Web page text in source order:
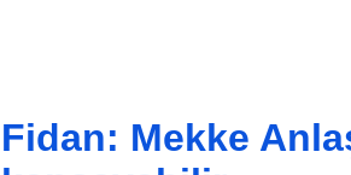
Fidan: Mekke